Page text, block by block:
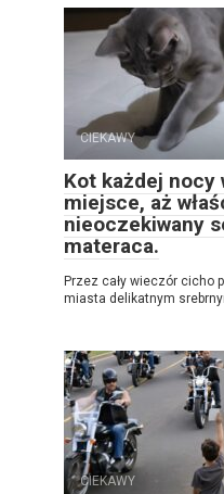
CIEKAWY
Kot każdej nocy
miejsce, aż
nieoczekiwany
materaca.
Przez cały wieczór cicho
miasta delikatnym
CIEKAWY